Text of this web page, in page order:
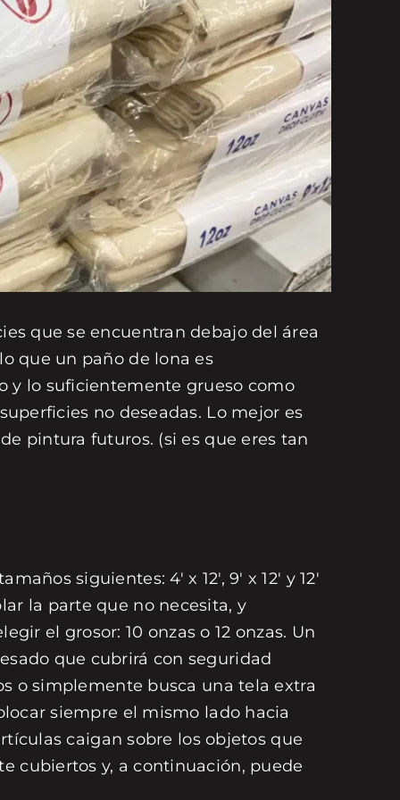
que se encuentran debajo del área
que un paño de lona es
y lo suficientemente grueso como
no deseadas. Lo mejor es
pintura futuros. (si es que eres tan
siguientes: 4' x 12', 9' x 12' y 12'
la parte que no necesita, y
el grosor: 10 onzas o 12 onzas. Un
que cubrirá con seguridad
o simplemente busca una tela extra
siempre el mismo lado hacia
caigan sobre los objetos que
cubiertos y, a continuación, puede